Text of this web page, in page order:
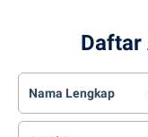
Daftar
Nama Lengkap